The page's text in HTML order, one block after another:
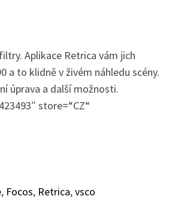
Aplikace Retrica vám jich
a to klidně v živém náhledu scény.
úprava a další možnosti.
store=“CZ“
, Focos, Retrica,vsco